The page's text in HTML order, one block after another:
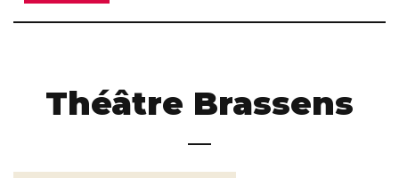
Théâtre Brassens